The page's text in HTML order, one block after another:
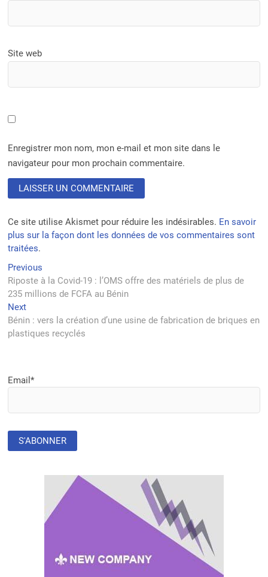
Site web
Enregistrer mon nom, mon e-mail et mon site dans le
navigateur pour mon prochain commentaire.
Ce site utilise Akismet pour réduire les indésirables. En savoir
plus sur la façon dont les données de vos commentaires sont
traitées.
Navigation
de
l’article
Previous
post:
Riposte à la Covid-19 : l’OMS offre des matériels de plus de
235 millions de FCFA au Bénin
NextNext
post:
Bénin : vers la création d’une usine de fabrication de briques en
plastiques recyclés
Email*